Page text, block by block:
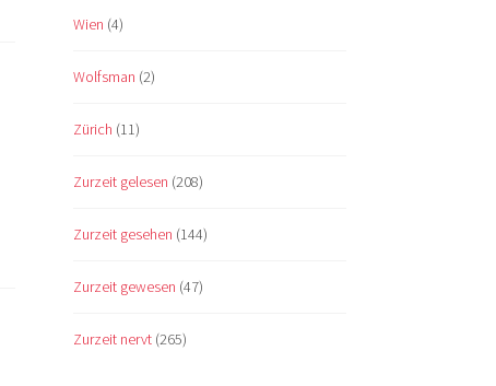
Wien (4)
Wolfsman (2)
Zürich (11)
Zurzeit gelesen (208)
Zurzeit gesehen (144)
Zurzeit gewesen (47)
Zurzeit nervt (265)